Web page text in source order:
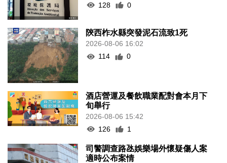
128
0
陝西柞水縣突發泥石流致1死
2026-08-06 16:02
114
0
酒店營運及餐飲職業配對會本月下
旬舉行
2026-08-06 15:42
126
1
司警調查路氹娛樂場外懷疑傷人案
適時公布案情